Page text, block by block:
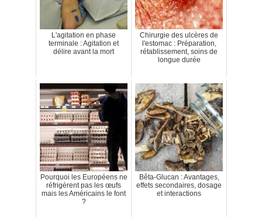
L'agitation en phase
terminale : Agitation et
délire avant la mort
Chirurgie des ulcères de
l'estomac : Préparation,
rétablissement, soins de
longue durée
Pourquoi les Européens ne
réfrigèrent pas les œufs
mais les Américains le font
?
Bêta-Glucan : Avantages,
effets secondaires, dosage
et interactions